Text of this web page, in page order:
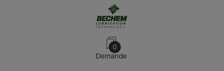
0
Demande